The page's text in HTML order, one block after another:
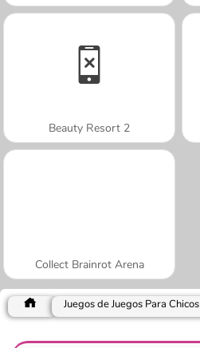
Beauty Resort 2
Collect Brainrot Arena
Juegos de Juegos Para Chicos